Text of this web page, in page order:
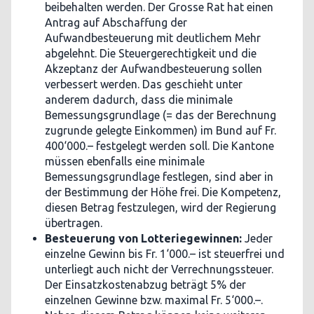
beibehalten werden. Der Grosse Rat hat einen
Antrag auf Abschaffung der
Aufwandbesteuerung mit deutlichem Mehr
abgelehnt. Die Steuergerechtigkeit und die
Akzeptanz der Aufwandbesteuerung sollen
verbessert werden. Das geschieht unter
anderem dadurch, dass die minimale
Bemessungsgrundlage (= das der Berechnung
zugrunde gelegte Einkommen) im Bund auf Fr.
400‘000.– festgelegt werden soll. Die Kantone
müssen ebenfalls eine minimale
Bemessungsgrundlage festlegen, sind aber in
der Bestimmung der Höhe frei. Die Kompetenz,
diesen Betrag festzulegen, wird der Regierung
übertragen.
Besteuerung von Lotteriegewinnen: Jeder
einzelne Gewinn bis Fr. 1‘000.– ist steuerfrei und
unterliegt auch nicht der Verrechnungssteuer.
Der Einsatzkostenabzug beträgt 5% der
einzelnen Gewinne bzw. maximal Fr. 5‘000.–.